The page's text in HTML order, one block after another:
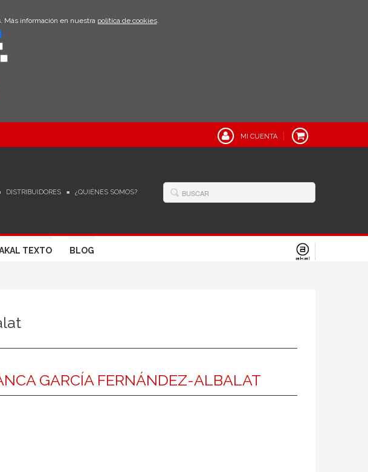
Más información en nuestra política de cookies.
MI CUENTA
DISTRIBUIDORES ¿QUIÉNES SOMOS?
TEXTO BLOG
GARCÍA FERNÁNDEZ-ALBALAT